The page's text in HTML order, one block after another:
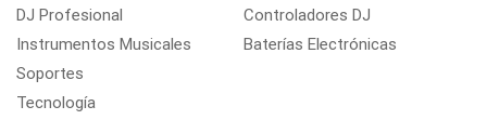
DJ Profesional
Instrumentos Musicales
Soportes
Tecnología
Controladores DJ
Baterías Electrónicas